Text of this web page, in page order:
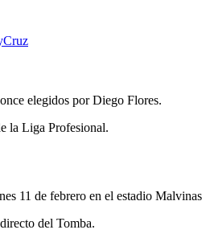
elegidos por Diego Flores.
la Liga Profesional.
11 de febrero en el estadio
del Tomba.